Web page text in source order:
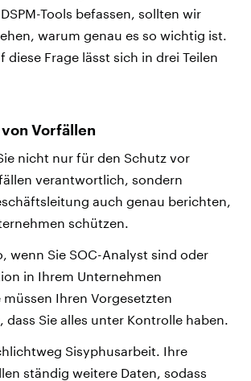
Tools befassen, sollten wir
warum genau es so wichtig ist.
diese Frage lässt sich in drei Teilen
Vorfällen
nicht nur für den Schutz vor
verantwortlich, sondern
auch genau berichten,
schützen.
wenn Sie SOC-Analyst sind oder
in Ihrem Unternehmen
müssen Ihren Vorgesetzten
Sie alles unter Kontrolle haben.
Sisyphusarbeit. Ihre
ständig weitere Daten, sodass